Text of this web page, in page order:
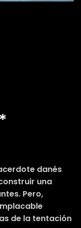
danés
una
Pero,
de la tentación